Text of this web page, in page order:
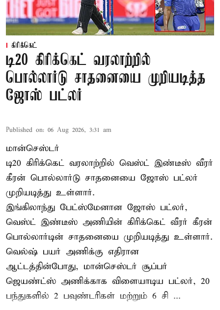
கிரிக்கெட்
டி20 கிரிக்கெட் வரலாற்றில்
பொல்லார்டு சாதனையை முறியடித்த
ஜோஸ் பட்லர்
Published on: 06 Aug 2026, 3:31 am
மான்செஸ்டர்
டி20 கிரிக்கெட் வரலாற்றில் வெஸ்ட் இண்டீஸ் வீரர்
கீரன் பொல்லார்டு சாதனையை ஜோஸ் பட்லர்
முறியடித்து உள்ளார்.
இங்கிலாந்து பேட்ஸ்மேனான ஜோஸ் பட்லர்,
வெஸ்ட் இண்டீஸ் அணியின் கிரிக்கெட் வீரர் கீரன்
பொல்லார்டின் சாதனையை முறியடித்து உள்ளார்.
வெல்ஷ் பயர் அணிக்கு எதிரான
ஆட்டத்தின்போது, மான்செஸ்டர் சூப்பர்
ஜெயண்ட்ஸ் அணிக்காக விளையாடிய பட்லர், 20
பந்துகளில் 2 பவுண்டரிகள் மற்றும் 6 சி ...